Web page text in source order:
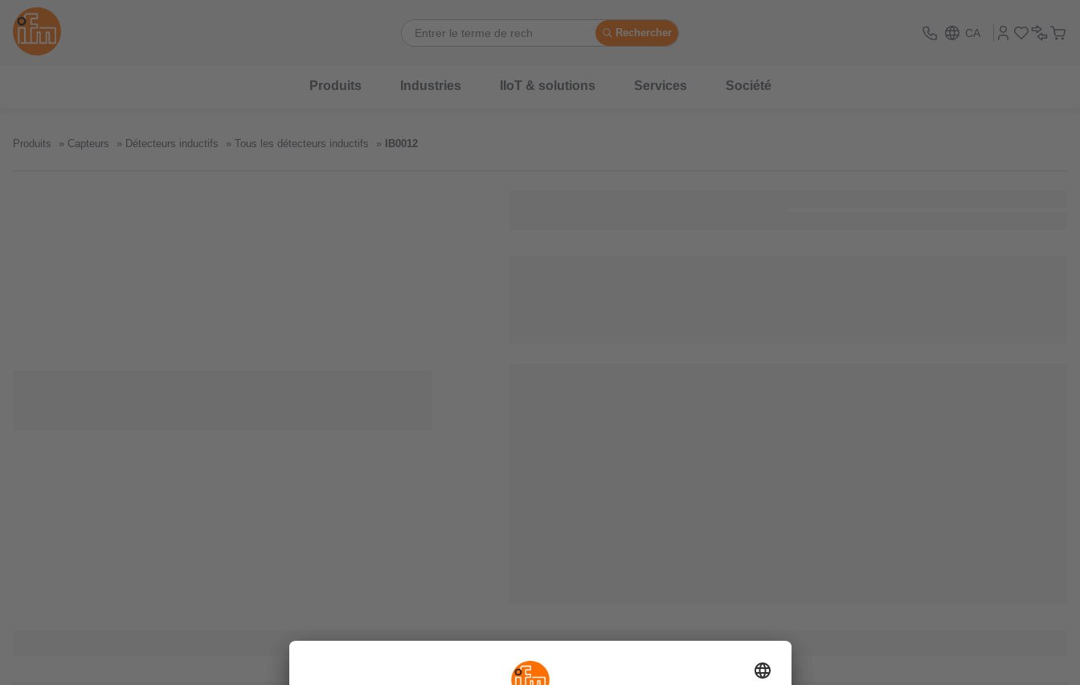
Rechercher CA
Produits Industries IIoT & solutions Services Société
Produits Capteurs Détecteurs inductifs Tous les détecteurs inductifs IB0012